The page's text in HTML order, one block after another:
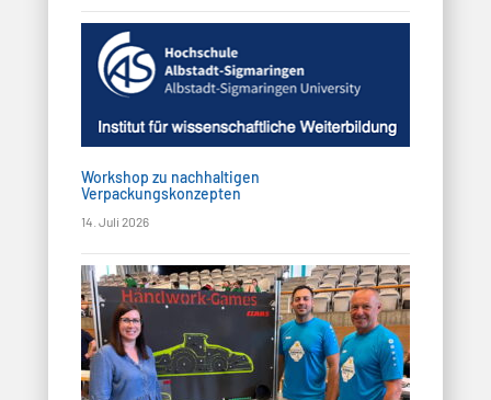
Workshop zu nachhaltigen
Verpackungskonzepten
14. Juli 2026